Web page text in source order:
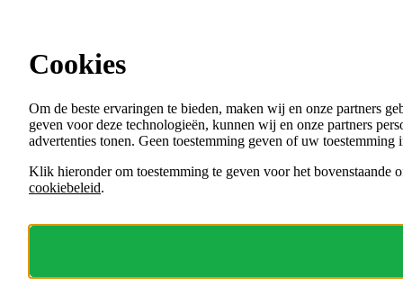
Menu
VACATURES
ORGANISATIES
Cookies
Om de beste ervaringen te bieden, maken wij en onze partners
geven voor deze technologieën, kunnen wij en onze partners
advertenties tonen. Geen toestemming geven of uw
Klik hieronder om toestemming te geven voor het bovenstaande
cookiebeleid.